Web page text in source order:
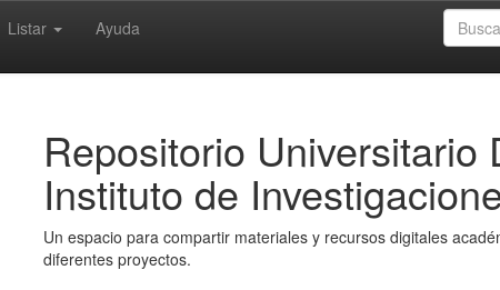
Listar Ayuda
Repositorio Universitario
Instituto de
Un espacio para compartir materiales y recursos digitales
diferentes proyectos.